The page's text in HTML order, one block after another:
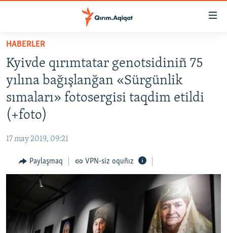
Esas
qaytmaq
Baş
navigatsiyağa
qaytmaq
Qıdıruvğa
HABERLER
SİYASET
İQTİSADİYAT
CEMİYET
İNSAN AQLARI
VİDEO
FİKİR
HABERLER
Kyivde qırımtatar genotsidiniñ 75
yılına bağışlanğan «Sürgünlik
sımaları» fotosergisi taqdim etildi
(+foto)
17 may 2019, 09:21
Paylaşmaq VPN-siz oquñız